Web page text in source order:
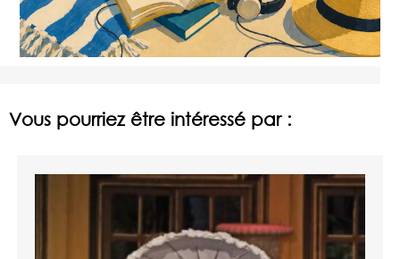
Vous pourriez être intéressé par :